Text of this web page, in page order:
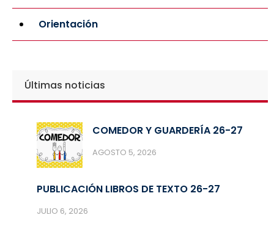
Orientación
Últimas noticias
COMEDOR Y GUARDERÍA 26-27
AGOSTO 5, 2026
PUBLICACIÓN LIBROS DE TEXTO 26-27
JULIO 6, 2026